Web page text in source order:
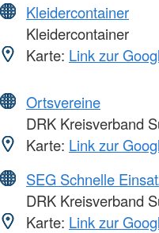
Kleidercontainer
Kleidercontainer
Karte: Link zur
Ortsvereine
DRK Kreisverband
Karte: Link zur
SEG Schnelle
DRK Kreisverband
Karte: Link zur